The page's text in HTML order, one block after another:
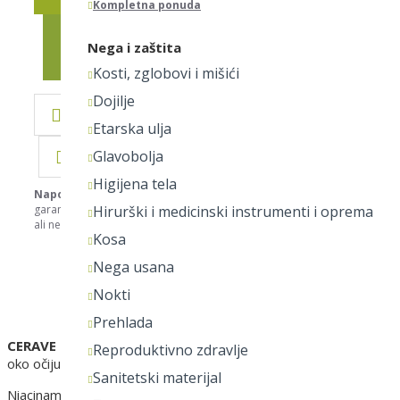
Kompletna ponuda
Nega i zaštita
Kosti, zglobovi i mišići
Dojilje
Etarska ulja
Glavobolja
Higijena tela
Hirurški i medicinski instrumenti i oprema
Kosa
Nega usana
Nokti
Prehlada
Reproduktivno zdravlje
Sanitetski materijal
IDI NA KASU
DODAJ U LISTU ŽELJA
DODAJ ZA POREĐENJE
Napomena: Nastojimo da budemo što precizniji u opisu svih
garantujemo da su svi opisi kompletni i bez greške. Svi artikli prikazani
ali ne podrazumeva da su dostupni u svakom trenutku. Hvala na
CERAVE EYE REPAIR CREAM obnavljajuća krema za zonu oko
oko očiju. Brzo se upija.Zadržava vlažnost u koži, obnavlja i
Niacinamid - jača prirodnu zaštitu i čvrstoću kože, ceramidi -